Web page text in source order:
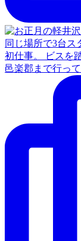
初仕事。 ビスを
邑楽郡まで行っ